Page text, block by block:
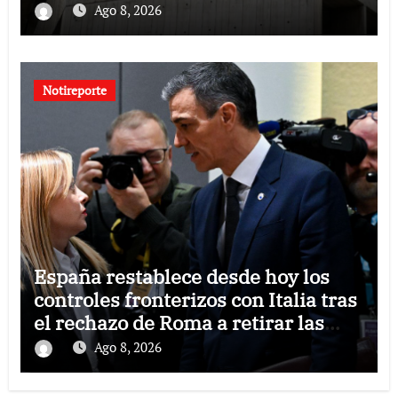
Ago 8, 2026
Notireporte
España restablece desde hoy los
controles fronterizos con Italia tras
el rechazo de Roma a retirar las
restricciones
Ago 8, 2026